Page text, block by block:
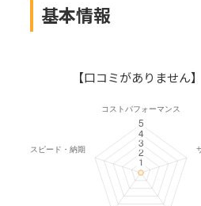
基本情報
【口コミがありません】